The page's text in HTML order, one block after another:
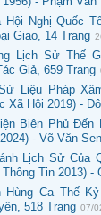
Nghị Quốc
Giao, 14 Trang
Lịch Sử Thế
Giả, 659 Trang
Liệu Pháp
Xã Hội 2019) -
Biên Phủ Đến
- Võ Văn
Lịch Sử Của
Tin 2013) -
Hùng Ca Thế
518 Trang 07/